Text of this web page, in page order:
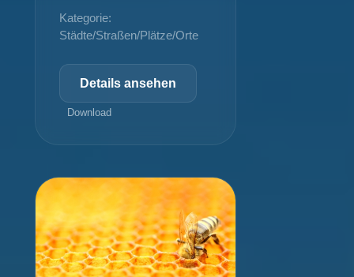
Kategorie:
Städte/Straßen/Plätze/Orte
Details ansehen
Download